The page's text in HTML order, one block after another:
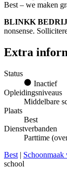
Best – we maken
BLINKK
nonsense.
Extra
Status
Inactief
Opleidingsniveaus
Middelbare
Plaats
Best
Dienstverbanden
Parttime
Best | Schoonmaak
school